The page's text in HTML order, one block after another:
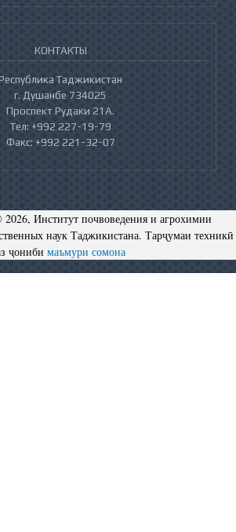
КОНТАКТЫ
Таджикистан
г. Душанбе 734025
Проспект Рудаки 21А.
Тел: +992 227-19-79
Факс: +992 221-32-07
Институт почвоведения и агрохимии
наук Таджикистана. Тарҷумаи техникӣ
ҷониби маъмури сомона